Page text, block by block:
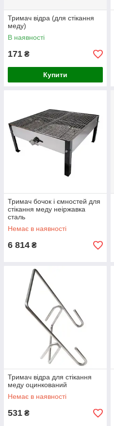
Тримач відра (для стікання
меду)
В наявності
171 ₴
Купити
Тримач бочок і ємностей для
стікання меду неіржавка
сталь
Немає в наявності
6 814 ₴
Тримач відра для стікання
меду оцинкований
Немає в наявності
531 ₴